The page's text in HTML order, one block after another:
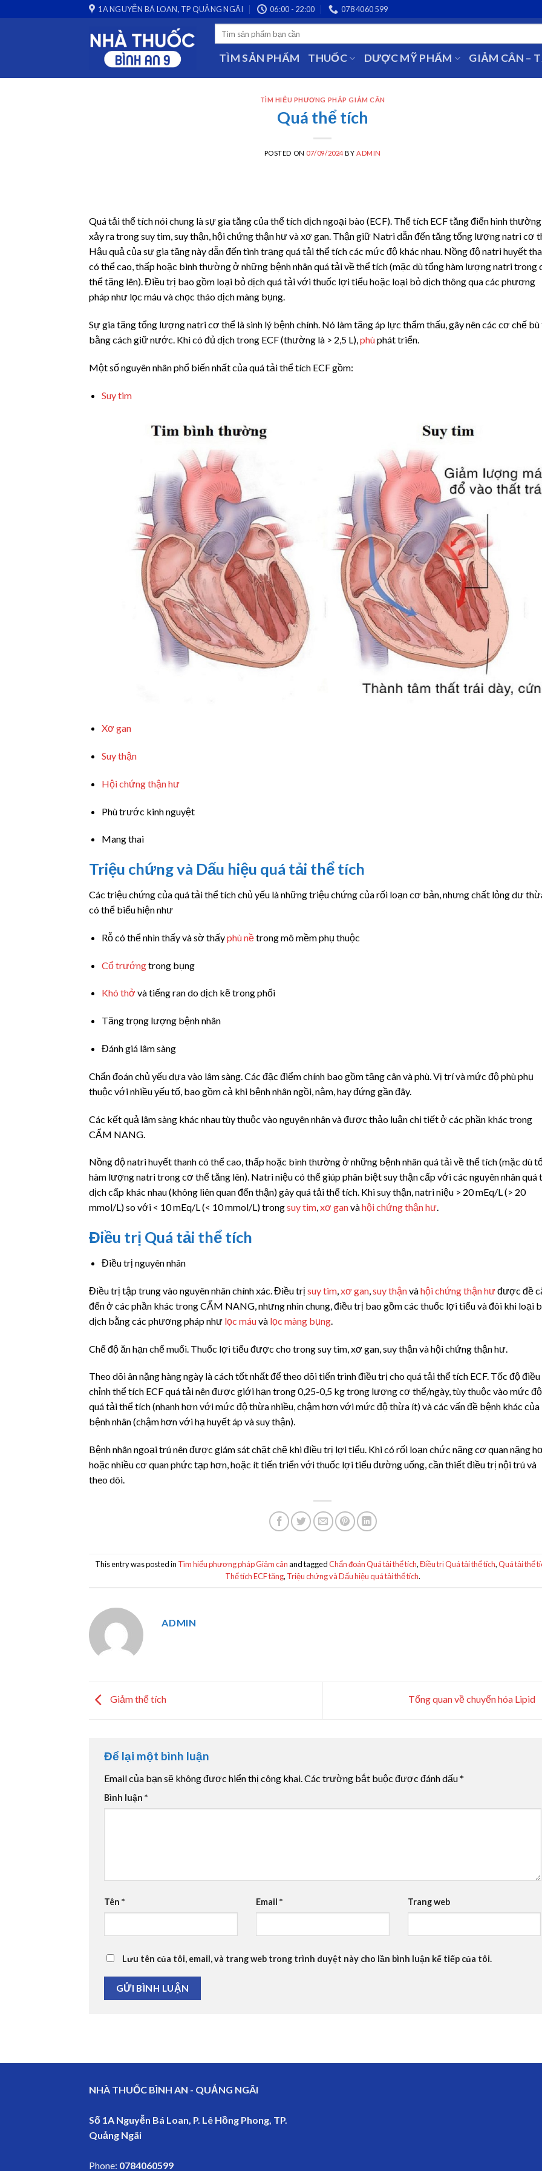
to
1A NGUYỄN BÁ LOAN, TP QUẢNG NGÃI 06:00 - 22:00 078 4060 599
TÌM SẢN PHẨM THUỐC DƯỢC MỸ PHẨM GIẢM CÂN –
TÌM HIỂU PHƯƠNG PHÁP GIẢM CÂN
Quá thể tích
POSTED ON 07/09/2024 BY ADMIN
Quá tải thể tích nói chung là sự gia tăng của thể tích dịch ngoại bào (ECF). Thể tích ECF tăng điển hình thường
xảy ra trong suy tim, suy thận, hội chứng thận hư và xơ gan. Thận giữ Natri dẫn đến tăng tổng lượng natri cơ
Hậu quả của sự gia tăng này dẫn đến tình trạng quá tải thể tích các mức độ khác nhau. Nồng độ natri huyết
có thể cao, thấp hoặc bình thường ở những bệnh nhân quá tải về thể tích (mặc dù tổng hàm lượng natri trong
thể tăng lên). Điều trị bao gồm loại bỏ dịch quá tải với thuốc lợi tiểu hoặc loại bỏ dịch thông qua các phương
pháp như lọc máu và chọc tháo dịch màng bụng.
Sự gia tăng tổng lượng natri cơ thể là sinh lý bệnh chính. Nó làm tăng áp lực thẩm thấu, gây nên các cơ chế
bằng cách giữ nước. Khi có đủ dịch trong ECF (thường là > 2,5 L),phùphát triển.
Một số nguyên nhân phổ biến nhất của quá tải thể tích ECF gồm:
Suy tim
Xơ gan
Suy thận
Hội chứng thận hư
Phù trước kinh nguyệt
Mang thai
Triệu chứng và Dấu hiệu quá tải thể tích
Các triệu chứng của quá tải thể tích chủ yếu là những triệu chứng của rối loạn cơ bản, nhưng chất lỏng dư
có thể biểu hiện như
Rỗ có thể nhìn thấy và sờ thấyphù nềtrong mô mềm phụ thuộc
Cổ trướngtrong bụng
Khó thở và tiếng ran do dịch kẽ trong phổi
Tăng trọng lượng bệnh nhân
Chẩn đoán Quá tải thể tích
Đánh giá lâm sàng
Chẩn đoán chủ yếu dựa vào lâm sàng. Các đặc điểm chính bao gồm tăng cân và phù. Vị trí và mức độ phù phụ
thuộc với nhiều yếu tố, bao gồm cả khi bệnh nhân ngồi, nằm, hay đứng gần đây.
Các kết quả lâm sàng khác nhau tùy thuộc vào nguyên nhân và được thảo luận chi tiết ở các phần khác trong
CẨM NANG.
Nồng độ natri huyết thanh có thể cao, thấp hoặc bình thường ở những bệnh nhân quá tải về thể tích (mặc dù
hàm lượng natri trong cơ thể tăng lên). Natri niệu có thể giúp phân biệt suy thận cấp với các nguyên nhân quá
dịch cấp khác nhau (không liên quan đến thận) gây quá tải thể tích. Khi suy thận, natri niệu > 20 mEq/L (> 20
mmol/L) so với < 10 mEq/L (< 10 mmol/L) trongsuy tim,xơ ganvàhội chứng thận hư.
Điều trị Quá tải thể tích
Điều trị nguyên nhân
Điều trị tập trung vào nguyên nhân chính xác. Điều trị suy tim xơ gan suy thậnvàhội chứng thận hưđược đề
đến ở các phần khác trong CẨM NANG, nhưng nhìn chung, điều trị bao gồm các thuốc lợi tiểu và đôi khi loại
dịch bằng các phương pháp như lọc máuvà lọc màng bụng
Chế độ ăn hạn chế muối. Thuốc lợi tiểu được cho trong suy tim, xơ gan, suy thận và hội chứng thận hư.
Theo dõi ân nặng hàng ngày là cách tốt nhất để theo dõi tiến trình điều trị cho quá tải thể tích ECF. Tốc độ điều
chỉnh thể tích ECF quá tải nên được giới hạn trong 0,25-0,5 kg trọng lượng cơ thể/ngày, tùy thuộc vào mức độ
quá tải thể tích (nhanh hơn với mức độ thừa nhiều, chậm hơn với mức độ thừa ít) và các vấn đề bệnh khác của
bệnh nhân (chậm hơn với hạ huyết áp và suy thận).
Bệnh nhân ngoại trú nên được giám sát chặt chẽ khi điều trị lợi tiểu. Khi có rối loạn chức năng cơ quan nặng
hoặc nhiều cơ quan phức tạp hơn, hoặc ít tiến triển với thuốc lợi tiểu đường uống, cần thiết điều trị nội trú và
theo dõi.
This entry was posted in Tìm hiểu phương pháp Giảm cânand taggedChẩn đoán Quá tải thể tích,Điều trị Quá tải thể tích,Quá tải thể
Thể tích ECF tăng, Triệu chứng và Dấu hiệu quá tải thể tích.
ADMIN
Giảm thể tích Tổng quan về chuyển hóa Lipid
Để lại một bình luận
Email của bạn sẽ không được hiển thị công khai.Các trường bắt buộc được đánh dấu*
Bình luận *
Tên * Email * Trang web
Lưu tên của tôi, email, và trang web trong trình duyệt này cho lần bình luận kế tiếp của tôi.
NHÀ THUỐC BÌNH AN - QUẢNG NGÃI
Số 1A Nguyễn Bá Loan, P. Lê Hồng Phong, TP.
Quảng Ngãi
Phone: 0784060599